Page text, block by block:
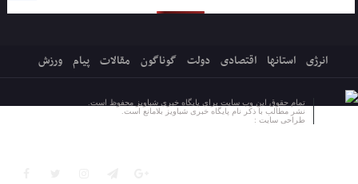
انرژی استانها اقتصادی دولت گوناگون مقالات پیام ورزش
تمام حقوق این وب سایت برای پایگاه خبری شباویز محفوظ است.
نشر مطالب با ذکر نام پایگاه خبری شباویز بلامانع است.
طراحی سایت :